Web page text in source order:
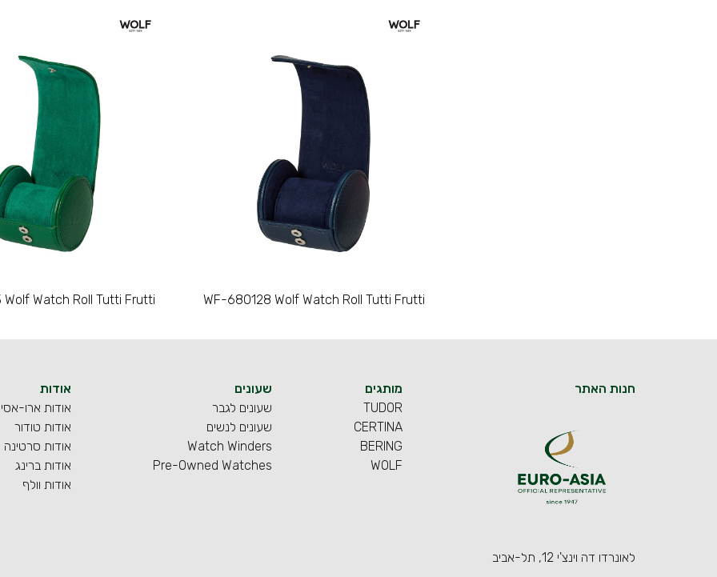
WF-680128 Wolf Watch Roll Tutti Frutti
Wolf Watch Roll Tutti Frutti
חנות האתר
לאונרדו דה וינצ'י 12, תל-אביב
מותגים
TUDOR
CERTINA
BERING
WOLF
שעונים
שעונים לגבר
שעונים לנשים
Watch Winders
Pre-Owned Watches
אודות
אודות ארו-
אודות טודור
אודות סרטינה
אודות ברינג
אודות וולף